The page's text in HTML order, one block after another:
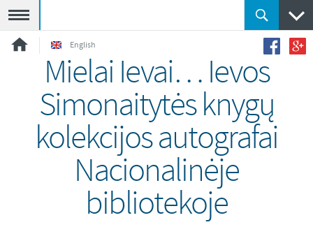
English
Mielai Ievai… Ievos
Simonaitytės knygų
kolekcijos autografai
Nacionalinėje
bibliotekoje